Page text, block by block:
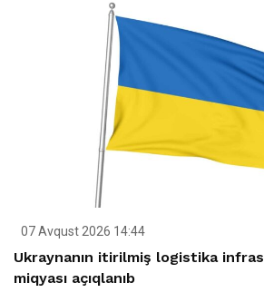
07 Avqust 2026 14:44
Ukraynanın itirilmiş logistika
miqyası açıqlanıb